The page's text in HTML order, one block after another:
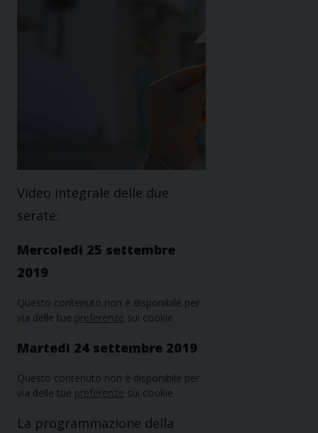
Video integrale delle due
serate:
Mercoledì 25 settembre
2019
Questo contenuto non è disponibile per
via delle tue preferenze sui cookie
Martedì 24 settembre 2019
Questo contenuto non è disponibile per
via delle tue preferenze sui cookie
La programmazione della